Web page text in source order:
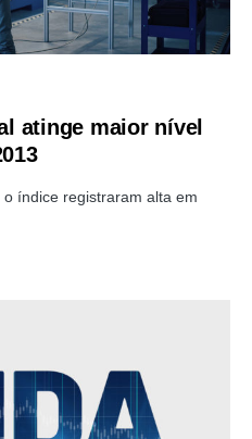
atinge maior nível
índice registraram alta em